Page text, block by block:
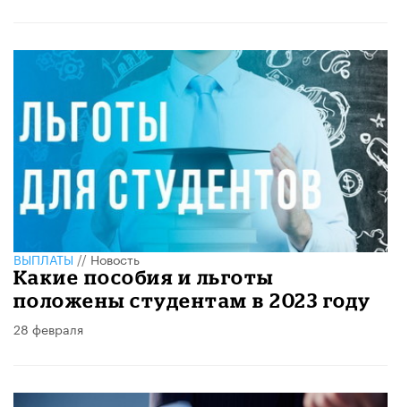
ВЫПЛАТЫ//Новость
Какие пособия и льготы
положены студентам в 2023 году
28 февраля